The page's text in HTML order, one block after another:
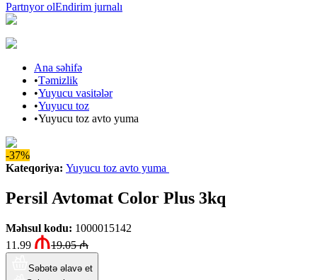
Partnyor olEndirim jurnalı
Ana səhifə
•Təmizlik
•Yuyucu vasitələr
•Yuyucu toz
•Yuyucu toz avto yuma
-37%
Kateqoriya: Yuyucu toz avto yuma
Persil Avtomat Color Plus 3kq
Məhsul kodu: 1000015142
11.99
19.05₼
Səbətə əlavə et